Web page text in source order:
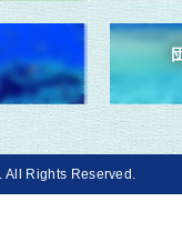
. All Rights Reserved.